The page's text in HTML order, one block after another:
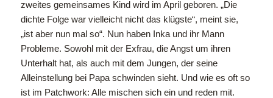
zweites gemeinsames Kind wird im April geboren. „Die
dichte Folge war vielleicht nicht das klügste“, meint sie,
„ist aber nun mal so“. Nun haben Inka und ihr Mann
Probleme. Sowohl mit der Exfrau, die Angst um ihren
Unterhalt hat, als auch mit dem Jungen, der seine
Alleinstellung bei Papa schwinden sieht. Und wie es oft so
ist im Patchwork: Alle mischen sich ein und reden mit.